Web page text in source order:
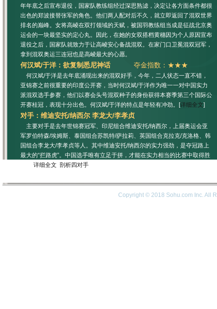
年年底之后宣布退役，国家队教练组经过深思熟滤，决定让各方面条件都很
出色的郑波接替张军的角色。他们两人配对后不久，就立即返回了混双世界
排名的巅峰。女将高崚在双打领域的天赋，被国羽教练组当成是征战北京奥
运会的一块最坚实的定心丸。因此，在她的女双搭档黄穗因为个人原因宣布
退役之后，国家队就致力于让高崚安心备战混双。在家门口卫冕混双冠军，
拿到混双奥运三连冠也是高崚最大的心愿。
何汉斌/于洋：欲复制悉尼神话 夺金指数：★★★
何汉斌/于洋是去年底涌现出来的混双好手，今年，二人状态一直不错，
亚锦赛之前很重要的印度公开赛，当时何汉斌/于洋作为唯一一对中国实力
派混双选手参赛，他们以赛会头号混双种子的身份获得本赛季第三个国际公
开赛桂冠，表现十分出色。何汉斌/于洋的特点是年轻有冲劲。[详细全文]
对手：维迪安托/纳西尔 李龙大/李孝贞
主要对手是去年世锦赛冠军、印尼组合维迪安托/纳西尔，上届奥运会亚
军罗伯特森/埃姆斯、泰国组合苏凯特/萨拉莉、英国组合克拉克/克洛格、韩
国组合李龙大/李孝贞等人。其中维迪安托/纳西尔的实力强劲，是夺冠路上
最大的“拦路虎”。中国选手唯有立足于拼，才能在实力相当的比赛中取得胜
详细全文 剖析四对手
Copyright © 2018 Sohu.com Inc. All